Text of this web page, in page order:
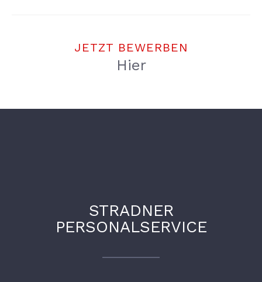
JETZT BEWERBEN
Hier
STRADNER
PERSONALSERVICE